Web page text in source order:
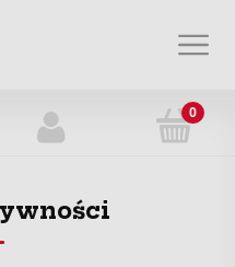
Strefa wiedzy